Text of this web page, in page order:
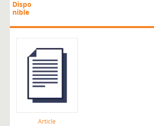
Dispo
nible
Article